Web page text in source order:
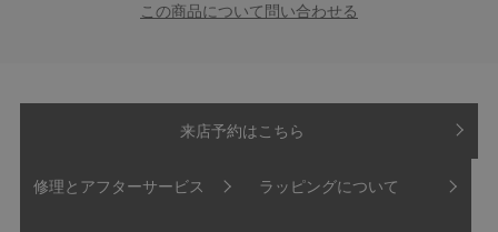
この商品について問い合わせる
来店予約はこちら
修理とアフターサービス ラッピングについて